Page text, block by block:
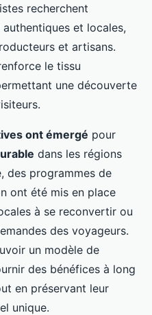
recherchent
et locales,
et artisans.
le tissu
une découverte
ont émergé pour
dans les régions
des programmes de
ont été mis en place
à se reconvertir ou
des voyageurs.
un modèle de
des bénéfices à long
en préservant leur
unique.